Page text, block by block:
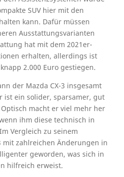
SUV hier mit den
kann. Dafür müssen
Ausstattungsvarianten
hat mit dem 2021er-
erhalten, allerdings ist
2.000 Euro gestiegen.
der Mazda CX-3 insgesamt
ist ein solider, sparsamer, gut
macht er viel mehr her
ihm diese technisch in
Vergleich zu seinem
mit zahlreichen Änderungen in
geworden, was sich in
hilfreich erweist.